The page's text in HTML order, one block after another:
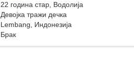
22 година стар, Водолија
Девојка тражи дечка
Lembang, Индонезија
Брак